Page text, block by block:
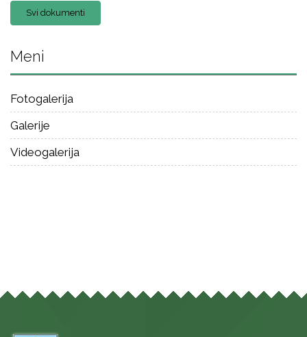
Svi dokumenti
Meni
Fotogalerija
Galerije
Videogalerija